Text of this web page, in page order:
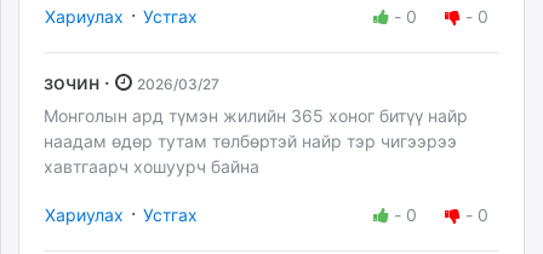
Хариулах · Устгах - 0 - 0
зочин · 2026/03/27
Монголын ард түмэн жилийн 365 хоног битүү найр
наадам өдөр тутам төлбөртэй найр тэр чигээрээ
хавтгаарч хошуурч байна
Хариулах · Устгах - 0 - 0